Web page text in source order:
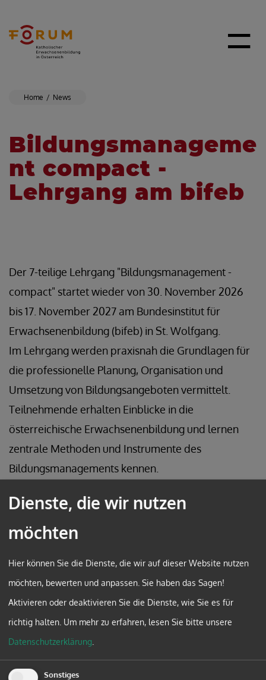
Home News
Bildungsmanageme
nt compact -
Lehrgang am bifeb
Der 7-teilige Lehrgang "Bildungsmanagement -
compact" startet wieder von 30. November 2026
bis 17. November 2027 am Bundesinstitut für
Erwachsenenbildung (bifeb) in St. Wolfgang.
Im Lehrgang werden praxisnah die Grundlagen für
die professionelle Planung, Organisation und
Umsetzung von Bildungsangeboten vermittelt.
Teilnehmende erhalten Einblicke in die
österreichische Erwachsenenbildung und lernen
zentrale Methoden und Instrumente des
Bildungsmanagements kennen.
und Einsteiger als auch an Bildungsmanagerinnen
und Bildungsmanager, die ihr Wissen auffrischen
LEHRGANGSFOLDER
Am20. Oktober 2026
Dienste, die wir nutzen
möchten
Hier können Sie die Dienste, die wir auf dieser Website nutzen
möchten, bewerten und anpassen. Sie haben das Sagen!
Aktivieren oder deaktivieren Sie die Dienste, wie Sie es für
richtig halten. Um mehr zu erfahren, lesen Sie bitte unsere
Datenschutzerklärung
Sonstiges